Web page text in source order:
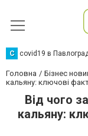
C covid19 в
Головна Бізнес
кальяну: ключові
Від чого
кальяну: